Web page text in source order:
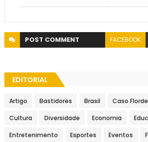
POST COMMENT FACEBOOK
EDITORIAL
Artigo Bastidores Brasil Caso
Cultura Diversidade Economia
Entretenimento Esportes Eventos